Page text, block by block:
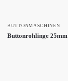
BUTTONMASCHINEN
Buttonrohlinge 25mm